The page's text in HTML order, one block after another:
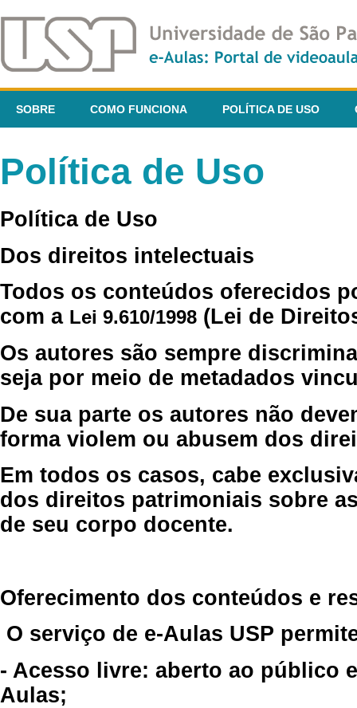
SOBRE COMO FUNCIONA POLÍTICA DE USO
Política de Uso
Política de Uso
Dos direitos intelectuais
Todos os conteúdos oferecidos
com a Lei 9.610/1998 (Lei de
Os autores são sempre
seja por meio de metadados
De sua parte os autores não
forma violem ou abusem dos
Em todos os casos, cabe
dos direitos patrimoniais sobre
de seu corpo docente.
Oferecimento dos conteúdos e
O serviço de e-Aulas USP
- Acesso livre: aberto ao público
Aulas;